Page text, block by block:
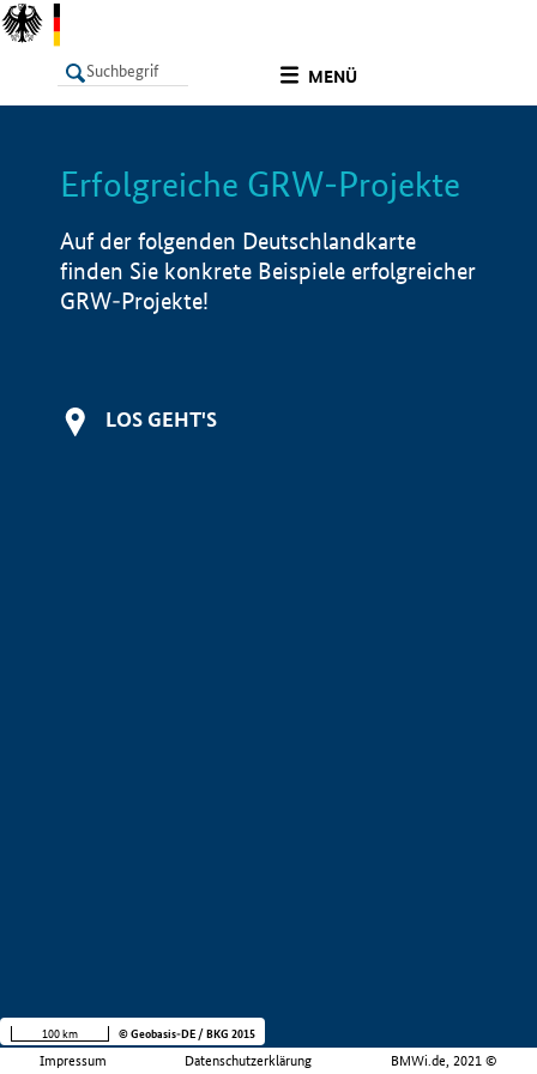
MENÜ
LISTE Info
Erfolgreiche GRW-Projekte
Auf der folgenden Deutschlandkarte
finden Sie konkrete Beispiele erfolgreicher
GRW-Projekte!
LOS GEHT'S
Impressum Datenschutzerklärung BMWi.de, 2021 ©
100 km © Geobasis-DE / BKG 2015